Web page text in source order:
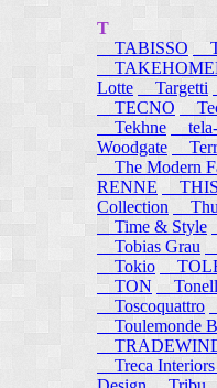
T
TABISSO
Lotte
Targetti
TECNO
Tekhne
tela-
Woodgate
The Modern
RENNE
Collection
Time & Style
Tobias Grau
Tokio
TON
Toscoquattro
Toulemonde
Treca Interiors